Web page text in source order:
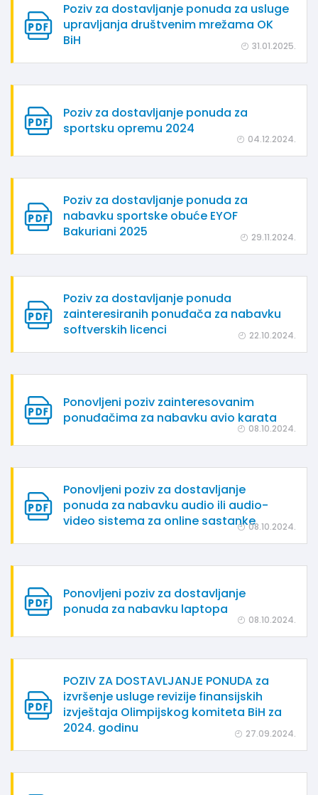
Poziv za dostavljanje ponuda za usluge
upravljanja društvenim mrežama OK
BiH
31.01.2025.
Poziv za dostavljanje ponuda za
sportsku opremu 2024
04.12.2024.
Poziv za dostavljanje ponuda za
nabavku sportske obuće EYOF
Bakuriani 2025
29.11.2024.
Poziv za dostavljanje ponuda
zainteresiranih ponuđača za nabavku
softverskih licenci
22.10.2024.
Ponovljeni poziv zainteresovanim
ponuđačima za nabavku avio karata
08.10.2024.
Ponovljeni poziv za dostavljanje
ponuda za nabavku audio ili audio-
video sistema za online sastanke08.10.2024.
Ponovljeni poziv za dostavljanje
ponuda za nabavku laptopa
08.10.2024.
POZIV ZA DOSTAVLJANJE PONUDA za
izvršenje usluge revizije finansijskih
izvještaja Olimpijskog komiteta BiH za
2024. godinu
27.09.2024.